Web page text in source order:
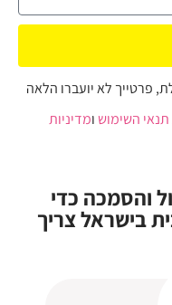
פרטייך לא יועברו הלאה
תנאי השימושומדיניות
והסמכה כדי
בישראל צריך